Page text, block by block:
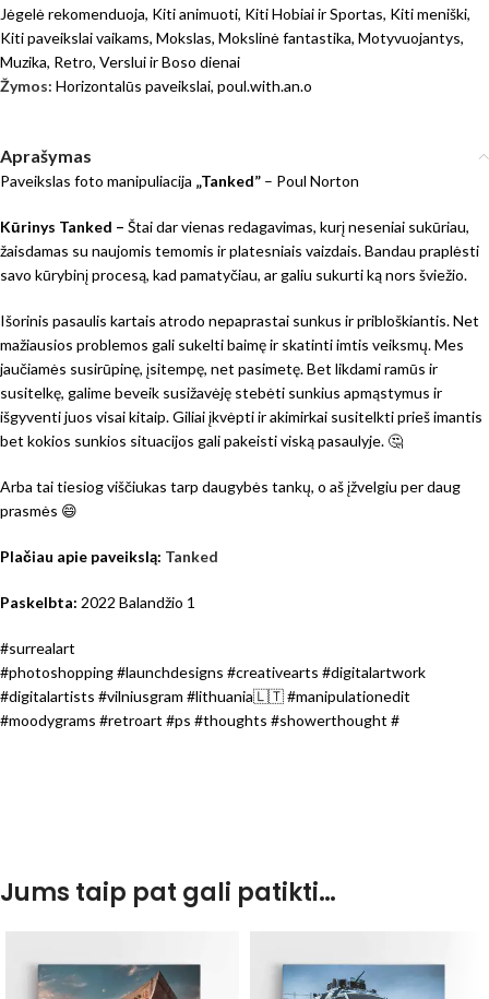
Jėgelė rekomenduoja, Kiti animuoti, Kiti Hobiai ir Sportas, Kiti meniški,
Kiti paveikslai vaikams, Mokslas, Mokslinė fantastika, Motyvuojantys,
Muzika, Retro, Verslui ir Boso dienai
Žymos: Horizontalūs paveikslai, poul.with.an.o
Aprašymas
Paveikslas foto manipuliacija „Tanked” – Poul Norton
Kūrinys Tanked – Štai dar vienas redagavimas, kurį neseniai sukūriau,
žaisdamas su naujomis temomis ir platesniais vaizdais. Bandau praplėsti
savo kūrybinį procesą, kad pamatyčiau, ar galiu sukurti ką nors šviežio.
Išorinis pasaulis kartais atrodo nepaprastai sunkus ir pribloškiantis. Net
mažiausios problemos gali sukelti baimę ir skatinti imtis veiksmų. Mes
jaučiamės susirūpinę, įsitempę, net pasimetę. Bet likdami ramūs ir
susitelkę, galime beveik susižavėję stebėti sunkius apmąstymus ir
išgyventi juos visai kitaip. Giliai įkvėpti ir akimirkai susitelkti prieš imantis
bet kokios sunkios situacijos gali pakeisti viską pasaulyje. 🤔
Arba tai tiesiog viščiukas tarp daugybės tankų, o aš įžvelgiu per daug
prasmės 😄
Plačiau apie paveikslą: Tanked
Paskelbta: 2022 Balandžio 1
#surrealart
#photoshopping #launchdesigns #creativearts #digitalartwork
#digitalartists #vilniusgram #lithuania🇱🇹 #manipulationedit
#moodygrams #retroart #ps #thoughts #showerthought #
Jums taip pat gali patikti…